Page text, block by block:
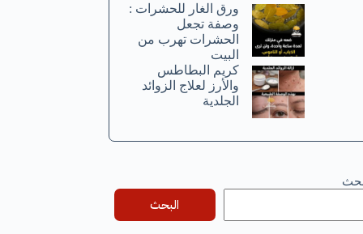
ورق الغار للحشرات :
وصفة تجعل
الحشرات تهرب من
البيت
كريم البطاطس
والأرز لعلاج الزوائد
الجلدية
البحث